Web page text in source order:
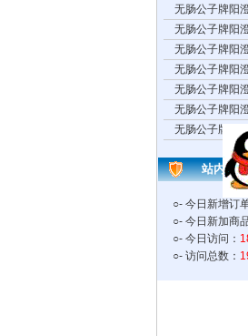
无肠公子牌阳
无肠公子牌阳
无肠公子牌阳
无肠公子牌阳
无肠公子牌阳
无肠公子牌阳
无肠公子牌阳
站内统计
○- 今日新增订
○- 今日新加商
○- 今日访问：
○- 访问总数：